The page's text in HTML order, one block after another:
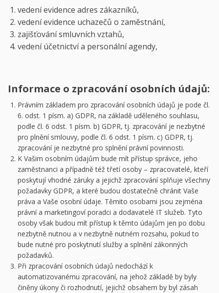
vedení evidence adres zákazníků,
vedení evidence uchazečů o zaměstnání,
zajišťování smluvních vztahů,
vedení účetnictví a personální agendy,
Informace o zpracování osobních údajů:
Právním základem pro zpracování osobních údajů je pode čl.
6. odst. 1 písm. a) GDPR, na základě uděleného souhlasu,
podle čl. 6 odst. 1 písm. b) GDPR, tj. zpracování je nezbytné
pro plnění smlouvy, podle čl. 6 odst. 1 písm. c) GDPR, tj.
zpracování je nezbytné pro splnění právní povinnosti.
K Vašim osobním údajům bude mít přístup správce, jeho
zaměstnanci a případně též třetí osoby – zpracovatelé, kteří
poskytují vhodné záruky a jejichž zpracování splňuje všechny
požadavky GDPR, a které budou dostatečně chránit Vaše
práva a Vaše osobní údaje. Těmito osobami jsou zejména
právní a marketingoví poradci a dodavatelé IT služeb. Tyto
osoby však budou mít přístup k těmto údajům jen po dobu
nezbytně nutnou a v nezbytně nutném rozsahu, pokud to
bude nutné pro poskytnutí služby a splnění zákonných
požadavků.
Při zpracování osobních údajů nedochází k
automatizovanému zpracování, na jehož základě by byly
činěny úkony či rozhodnutí, jejichž obsahem by byl zásah